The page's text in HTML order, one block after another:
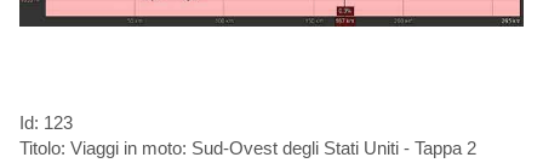
Id: 123
Titolo: Viaggi in moto: Sud-Ovest degli Stati Uniti - Tappa 2